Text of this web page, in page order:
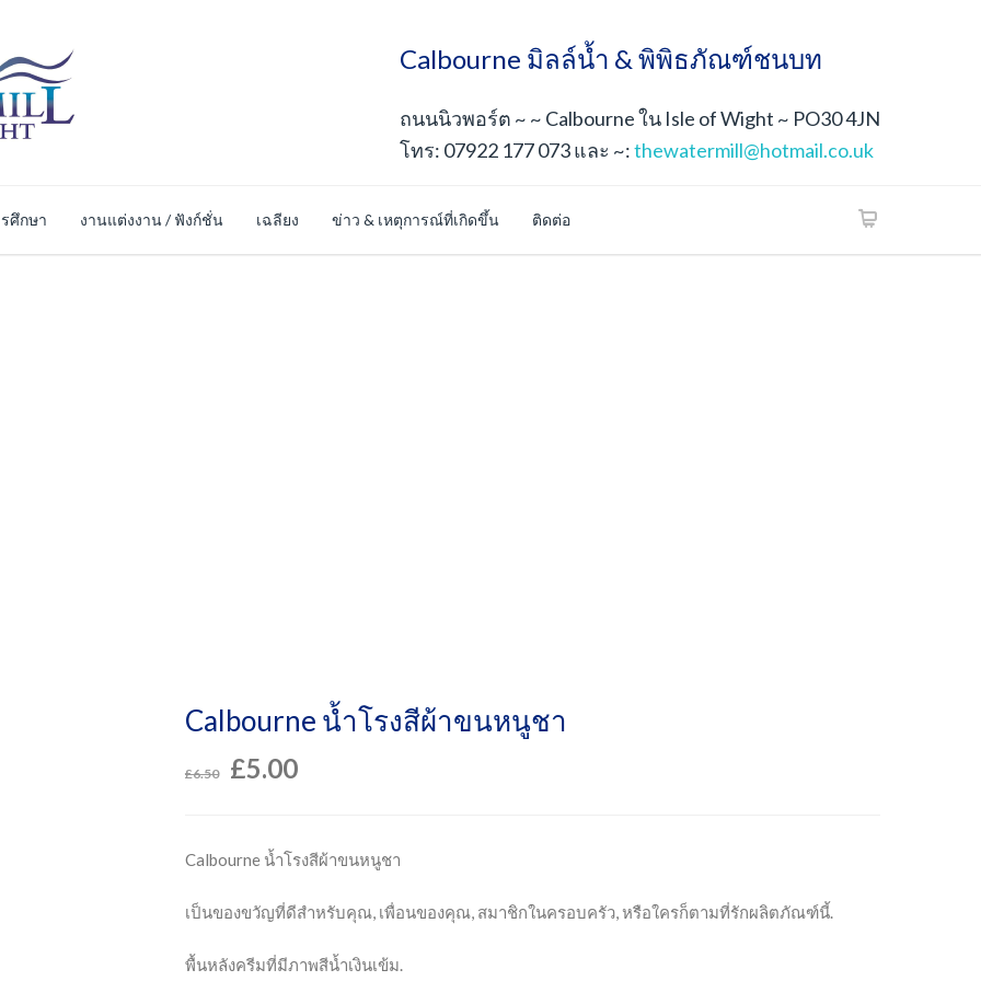
Calbourne มิลล์น้ำ & พิพิธภัณฑ์ชนบท
ถนนนิวพอร์ต ~ ~ Calbourne ใน Isle of Wight ~ PO30 4JN
โทร: 07922 177 073 และ ~:thewatermill@hotmail.co.uk
ศึกษา งานแต่งงาน / ฟังก์ชั่น เฉลียง ข่าว & เหตุการณ์ที่เกิดขึ้น ติดต่อ
Calbourne น้ำโรงสีผ้าขนหนูชา
£6.50 £5.00
Calbourne น้ำโรงสีผ้าขนหนูชา
เป็นของขวัญที่ดีสำหรับคุณ, เพื่อนของคุณ, สมาชิกในครอบครัว, หรือใครก็ตามที่รักผลิตภัณฑ์นี้.
พื้นหลังครีมที่มีภาพสีน้ำเงินเข้ม.